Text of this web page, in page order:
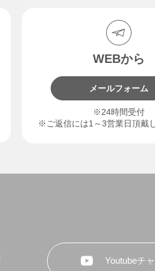
WEBから
メールフォーム
※24時間受付
※ご返信には1～3営業日頂戴
Youtubeチ